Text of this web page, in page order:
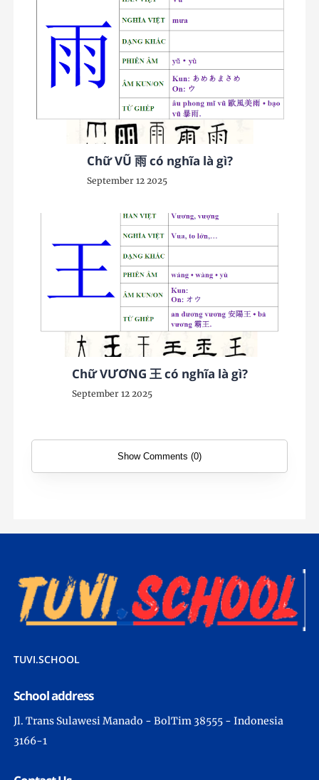
Chữ VŨ 雨 có nghĩa là gì?
September 12 2025
Chữ VƯƠNG 王 có nghĩa là gì?
September 12 2025
Show Comments (0)
TUVI.SCHOOL
School address
Jl. Trans Sulawesi Manado - BolTim 38555 - Indonesia
3166-1